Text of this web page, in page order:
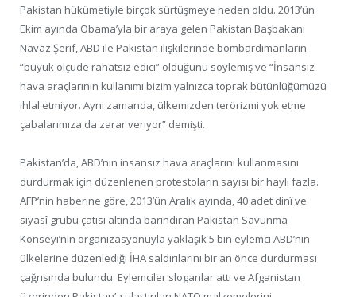
Pakistan hükümetiyle birçok sürtüşmeye neden oldu. 2013’ün
Ekim ayında Obama’yla bir araya gelen Pakistan Başbakanı
Navaz Şerif, ABD ile Pakistan ilişkilerinde bombardımanların
“büyük ölçüde rahatsız edici” olduğunu söylemiş ve “İnsansız
hava araçlarının kullanımı bizim yalnızca toprak bütünlüğümüzü
ihlal etmiyor. Aynı zamanda, ülkemizden terörizmi yok etme
çabalarımıza da zarar veriyor” demişti.
Pakistan’da, ABD’nin insansız hava araçlarını kullanmasını
durdurmak için düzenlenen protestoların sayısı bir hayli fazla.
AFP’nin haberine göre, 2013’ün Aralık ayında, 40 adet dinî ve
siyasî grubu çatısı altında barındıran Pakistan Savunma
Konseyi’nin organizasyonuyla yaklaşık 5 bin eylemci ABD’nin
ülkelerine düzenlediği İHA saldırılarını bir an önce durdurması
çağrısında bulundu. Eylemciler sloganlar attı ve Afganistan